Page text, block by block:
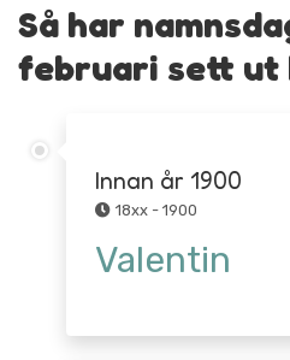
Så har
februari sett ut
Innan år 1900
18xx - 1900
Valentin